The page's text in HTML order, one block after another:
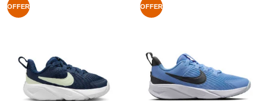
OFFER OFFER